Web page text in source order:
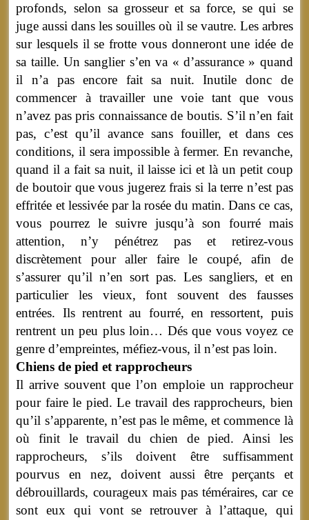
profonds, selon sa grosseur et sa force, se qui se
juge aussi dans les souilles où il se vautre. Les arbres
sur lesquels il se frotte vous donneront une idée de
sa taille. Un sanglier s’en va « d’assurance » quand
il n’a pas encore fait sa nuit. Inutile donc de
commencer à travailler une voie tant que vous
n’avez pas pris connaissance de boutis. S’il n’en fait
pas, c’est qu’il avance sans fouiller, et dans ces
conditions, il sera impossible à fermer. En revanche,
quand il a fait sa nuit, il laisse ici et là un petit coup
de boutoir que vous jugerez frais si la terre n’est pas
effritée et lessivée par la rosée du matin. Dans ce cas,
vous pourrez le suivre jusqu’à son fourré mais
attention, n’y pénétrez pas et retirez-vous
discrètement pour aller faire le coupé, afin de
s’assurer qu’il n’en sort pas. Les sangliers, et en
particulier les vieux, font souvent des fausses
entrées. Ils rentrent au fourré, en ressortent, puis
rentrent un peu plus loin… Dés que vous voyez ce
genre d’empreintes, méfiez-vous, il n’est pas loin.
Chiens de pied et rapprocheurs
Il arrive souvent que l’on emploie un rapprocheur
pour faire le pied. Le travail des rapprocheurs, bien
qu’il s’apparente, n’est pas le même, et commence là
où finit le travail du chien de pied. Ainsi les
rapprocheurs, s’ils doivent être suffisamment
pourvus en nez, doivent aussi être perçants et
débrouillards, courageux mais pas téméraires, car ce
sont eux qui vont se retrouver à l’attaque, qui